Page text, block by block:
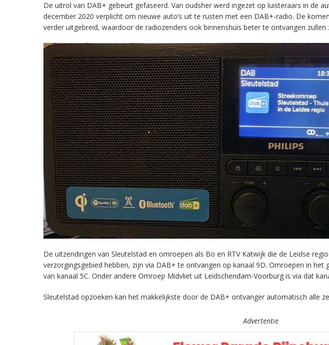
De uitrol van DAB+ gebeurt gefaseerd. Van oudsher werd ingezet op luisteraars in de
december 2020 verplicht om nieuwe auto’s uit te rusten met een DAB+-radio. De
verder uitgebreid, waardoor de radiozenders ook binnenshuis beter te ontvangen zullen
De uitzendingen van Sleutelstad en omroepen als Bo en RTV Katwijk die de Leidse
verzorgingsgebied hebben, zijn via DAB+ te ontvangen op kanaal 9D. Omroepen in het
van kanaal 5C. Onder andere Omroep Midvliet uit Leidschendam-Voorburg is via dat
Sleutelstad opzoeken kan het makkelijkste door de DAB+ ontvanger automatisch alle
Advertentie